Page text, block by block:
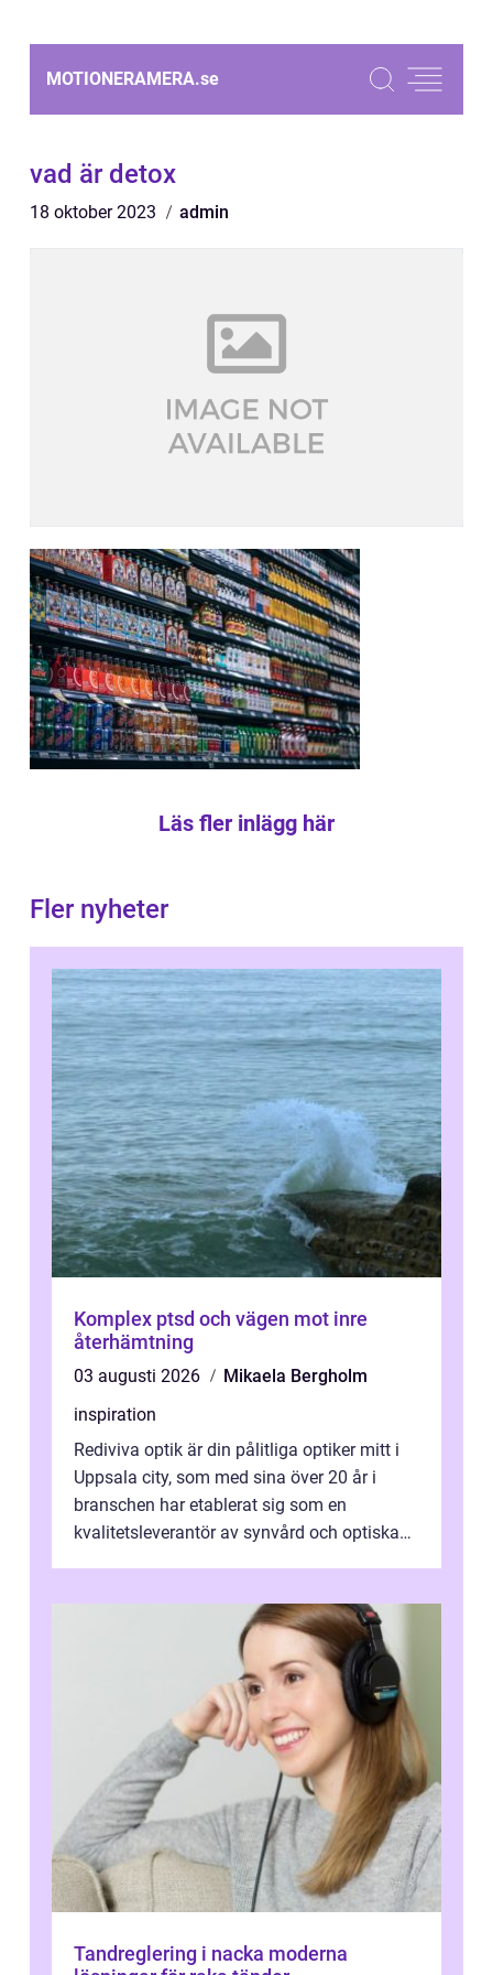
MOTIONERAMERA.se
vad är detox
18 oktober 2023 admin
Läs fler inlägg här
Fler nyheter
Komplex ptsd och vägen mot inre
återhämtning
03 augusti 2026
Mikaela Bergholm
inspiration
Rediviva optik är din pålitliga optiker mitt i
Uppsala city, som med sina över 20 år i
branschen har etablerat sig som en
kvalitetsleverantör av synvård och optiska
Tandreglering i nacka moderna